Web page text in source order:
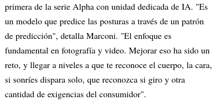
primera de la serie Alpha con unidad dedicada de IA. "Es
un modelo que predice las posturas a través de un patrón
de predicción", detalla Marconi. "El enfoque es
fundamental en fotografía y video. Mejorar eso ha sido un
reto, y llegar a niveles a que te reconoce el cuerpo, la cara,
si sonríes dispara solo, que reconozca si giro y otra
cantidad de exigencias del consumidor".